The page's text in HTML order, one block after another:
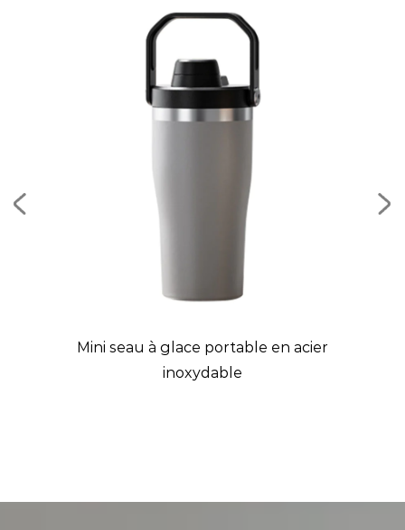
Mini seau à glace portable en acier
inoxydable